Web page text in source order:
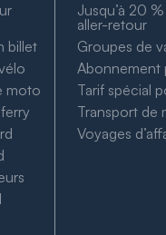
billet
moto
Jusqu’à 20
aller-retour
Groupes de
Abonnement
Tarif spécial
Transport de
Voyages